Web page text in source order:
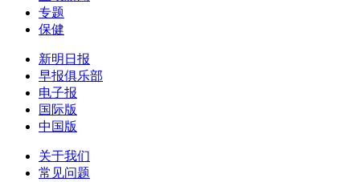
专题
保健
新明日报
早报俱乐部
电子报
国际版
中国版
关于我们
常见问题